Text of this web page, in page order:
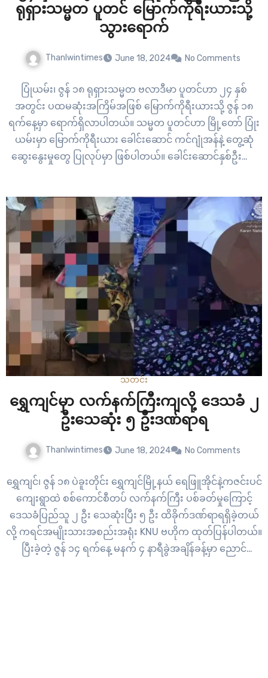
ရုရှားသမ္မတ ပူတင် မြောက်ကိုရီးယားသို့
သွားရောက်
Thanlwintimes June 18, 2024 No Comments
ပြုံယမ်း၊ ဇွန် ၁၈ ရုရှားသမ္မတ ဗလာဒီမာ ပူတင်ဟာ ၂၄ နှစ်
အတွင်း ပထမဆုံးအကြိမ်အဖြစ် မြောက်ကိုရီးယားသို့ ဇွန် ၁၈
ရက်နေ့မှာ ရောက်ရှိလာပါတယ်။ သမ္မတ ပူတင်ဟာ မြို့တော် ပြုံး
ယမ်းမှာ မြောက်ကိုရီးယား ခေါင်းဆောင် ကင်ဂျုံအန်နဲ့ တွေ့ဆုံ
ဆွေးနွေးမှုတွေ ပြုလုပ်မှာ ဖြစ်ပါတယ်။ ခေါင်းဆောင်နှစ်ဦးဟာ
သတင်း
ရွှေကျင်မှာ လက်နက်ကြီးကျလို့ ဒေသခံ ၂
ဦးသေဆုံး ၅ ဦးဒဏ်ရာရ
Thanlwintimes June 18, 2024 No Comments
ရွှေကျင်၊ ဇွန် ၁၈ ပဲခူးတိုင်း ရွှေကျင်မြို့နယ် ရေဖြူအိုင်နဲ့ကဇင်းပင်
ကျေးရွာထဲ စစ်ကောင်စီတပ် လက်နက်ကြီး ပစ်ခတ်မှုကြောင့်
ဒေသခံပြည်သူ ၂ ဦး သေဆုံးပြီး ၅ ဦး ထိခိုက်ဒဏ်ရာရရှိခဲ့တယ်
လို့ ကရင်အမျိုးသားအစည်းအရုံး KNU ဗဟိုက ထုတ်ပြန်ပါတယ်။
ပြီးခဲ့တဲ့ ဇွန် ၁၄ ရက်နေ့ မနက် ၄ နာရီခွဲအချိန်ခန့်မှာ ညောင်